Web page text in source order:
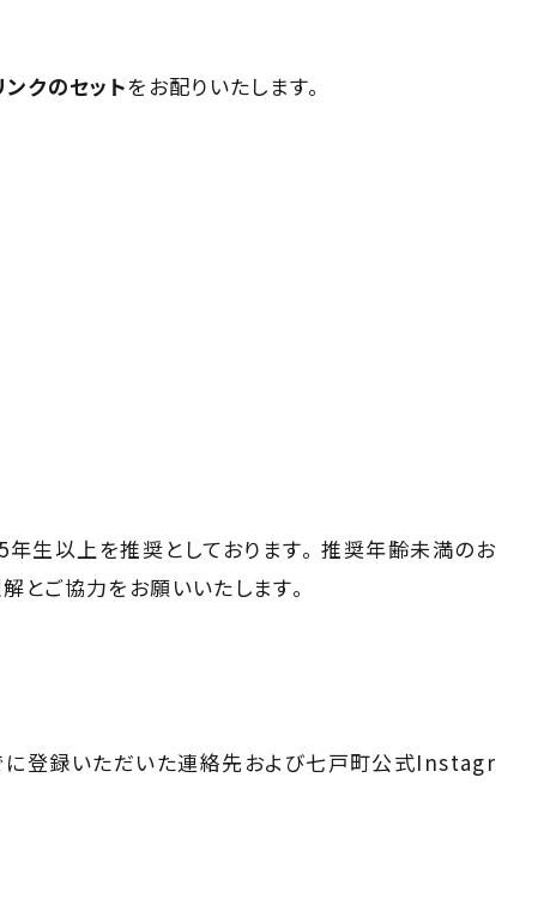
クのセットをお配りいたします。
生以上を推奨としております。 推奨年齢未満のお
ご協力をお願いいたします。
に登録いただいた連絡先および七戸町公式Instagr